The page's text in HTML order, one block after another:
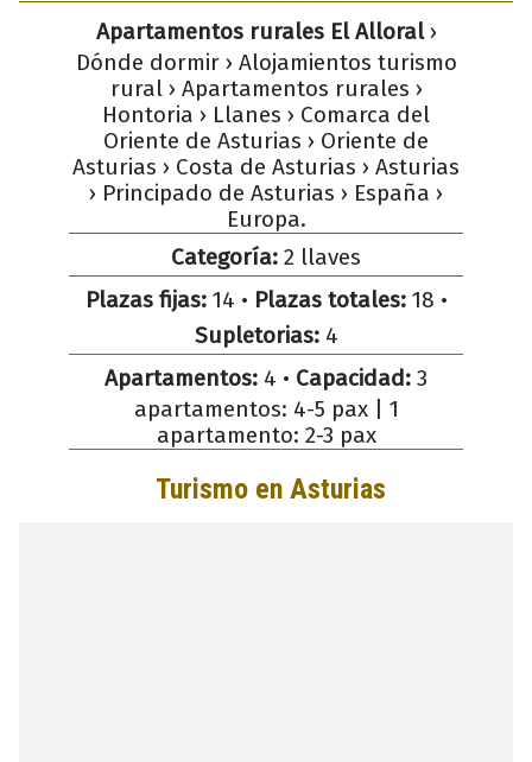
Apartamentos rurales El Alloral›
Dónde dormir › Alojamientos turismo
rural › Apartamentos rurales ›
Hontoria › Llanes › Comarca del
Oriente de Asturias › Oriente de
Asturias › Costa de Asturias › Asturias
› Principado de Asturias › España ›
Europa.
Categoría: 2 llaves
Plazas fijas:14 • Plazas totales:18 •
Supletorias:4
Apartamentos: 4 • Capacidad: 3
apartamentos: 4-5 pax | 1
apartamento: 2-3 pax